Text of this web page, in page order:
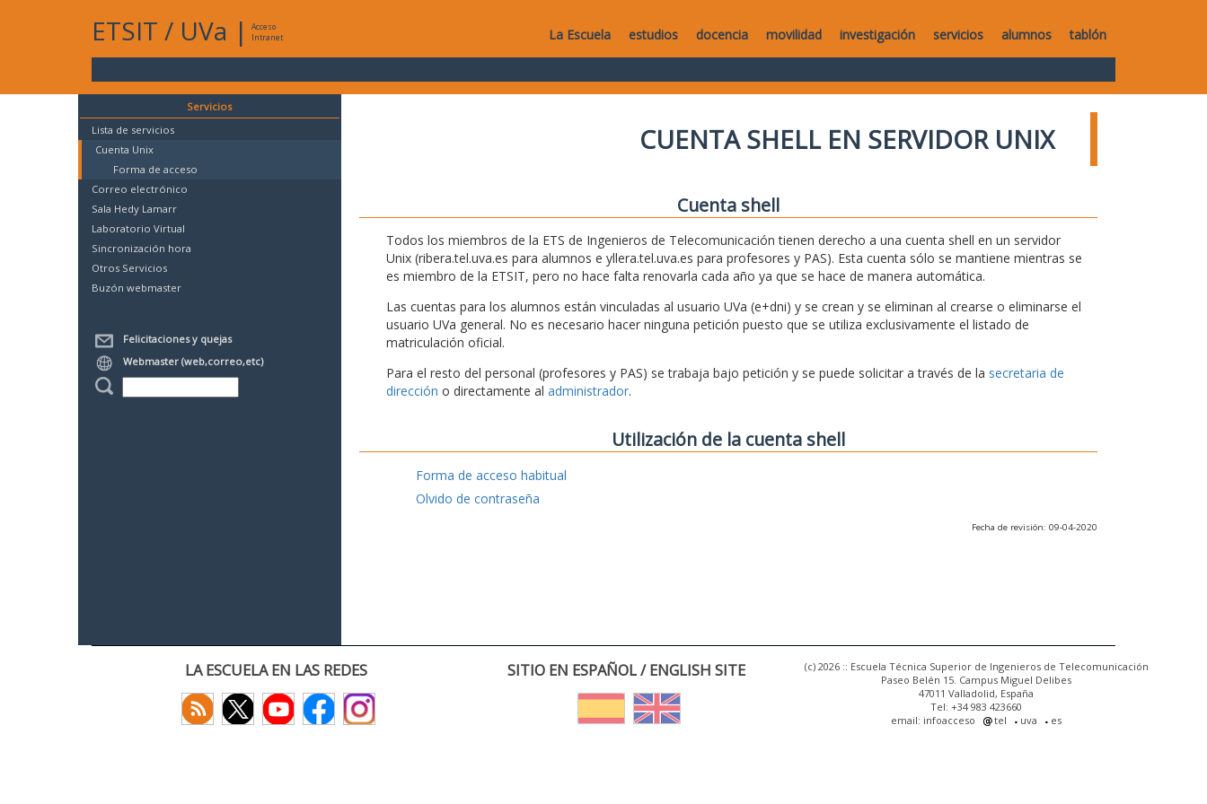
ETSIT / UVa |
Acceso
Intranet
La Escuela estudios docencia movilidad investigación servicios alumnos tablón
Servicios
Lista de servicios
Cuenta Unix
Forma de acceso
Correo electrónico
Sala Hedy Lamarr
Laboratorio Virtual
Sincronización hora
Otros Servicios
Buzón webmaster
Felicitaciones y quejas
Webmaster (web,correo,etc)
CUENTA SHELL EN SERVIDOR UNIX
Cuenta shell
Todos los miembros de la ETS de Ingenieros de Telecomunicación tienen derecho a una cuenta shell en un servidor
Unix (ribera.tel.uva.es para alumnos e yllera.tel.uva.es para profesores y PAS). Esta cuenta sólo se mantiene mientras se
es miembro de la ETSIT, pero no hace falta renovarla cada año ya que se hace de manera automática.
Las cuentas para los alumnos están vinculadas al usuario UVa (e+dni) y se crean y se eliminan al crearse o eliminarse el
usuario UVa general. No es necesario hacer ninguna petición puesto que se utiliza exclusivamente el listado de
matriculación oficial.
Para el resto del personal (profesores y PAS) se trabaja bajo petición y se puede solicitar a través de la secretaria de
dirección o directamente al administrador.
Utilización de la cuenta shell
Forma de acceso habitual
Olvido de contraseña
Fecha de revisión: 09-04-2020
LA ESCUELA EN LAS REDES SITIO EN ESPAÑOL / ENGLISH SITE
(c) 2026 :: Escuela Técnica Superior de Ingenieros de Telecomunicación
Paseo Belén 15. Campus Miguel Delibes
47011 Valladolid, España
Tel: +34 983 423660
email: infoacceso
tel uva es